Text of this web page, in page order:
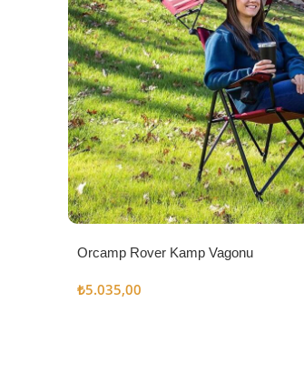
Orcamp Rover Kamp Vagonu
₺5.035,00